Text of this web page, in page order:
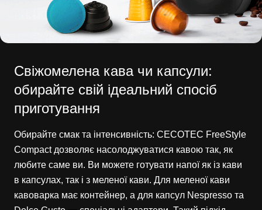
Свіжомелена кава чи капсули:
обирайте свій ідеальний спосіб
приготування
Обирайте смак та інтенсивність: CECOTEC FreeStyle
Compact дозволяє насолоджуватися кавою так, як
любите саме ви. Ви можете готувати напої як із кави
в капсулах, так і з меленої кави. Для меленої кави
кавоварка має контейнер, а для капсул Nespresso та